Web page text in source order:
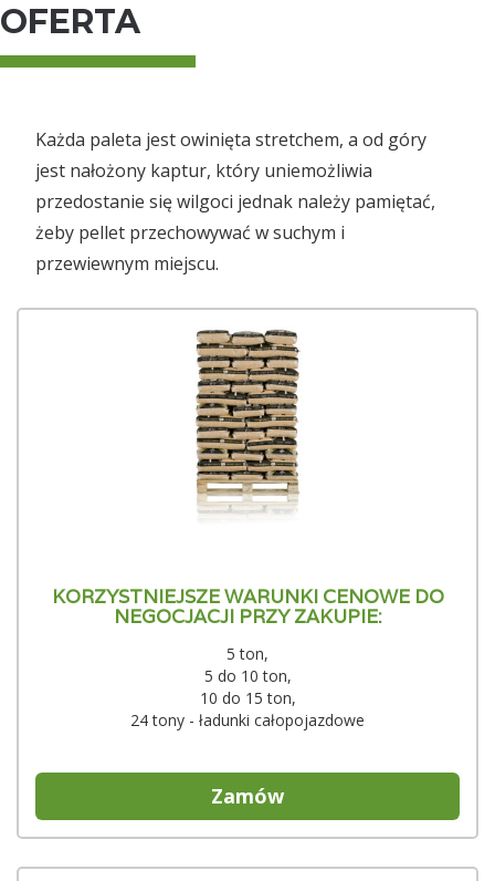
OFERTA
Każda paleta jest owinięta stretchem, a od góry
jest nałożony kaptur, który uniemożliwia
przedostanie się wilgoci jednak należy pamiętać,
żeby pellet przechowywać w suchym i
przewiewnym miejscu.
KORZYSTNIEJSZE WARUNKI CENOWE DO
NEGOCJACJI PRZY ZAKUPIE:
5 ton,
5 do 10 ton,
10 do 15 ton,
24 tony - ładunki całopojazdowe
Zamów